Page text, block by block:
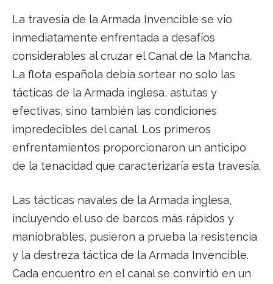
La travesía de la Armada Invencible se vio
inmediatamente enfrentada a desafíos
considerables al cruzar el Canal de la Mancha.
La flota española debía sortear no solo las
tácticas de la Armada inglesa, astutas y
efectivas, sino también las condiciones
impredecibles del canal. Los primeros
enfrentamientos proporcionaron un anticipo
de la tenacidad que caracterizaría esta travesía.
Las tácticas navales de la Armada inglesa,
incluyendo el uso de barcos más rápidos y
maniobrables, pusieron a prueba la resistencia
y la destreza táctica de la Armada Invencible.
Cada encuentro en el canal se convirtió en un